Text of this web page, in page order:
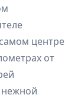
центре
от
нежной